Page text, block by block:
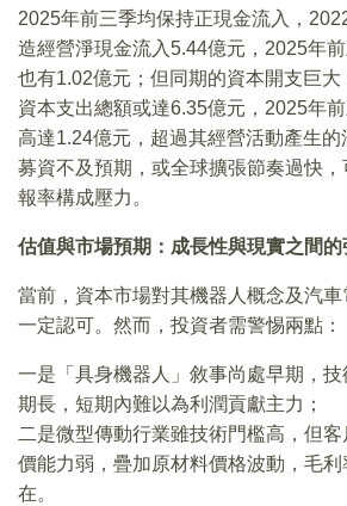
2025年前三季均保持正現金流入，
造經營淨現金流入5.44億元，2025年
也有1.02億元；但同期的資本開支巨
資本支出總額或達6.35億元，2025年
高達1.24億元，超過其經營活動產生
募資不及預期，或全球擴張節奏過快
報率構成壓力。
估值與市場預期：成長性與現實之間的
當前，資本市場對其機器人概念及汽
一定認可。然而，投資者需警惕兩點：
一是「具身機器人」敘事尚處早期，
期長，短期內難以為利潤貢獻主力；
二是微型傳動行業雖技術門檻高，但
價能力弱，疊加原材料價格波動，毛
在。